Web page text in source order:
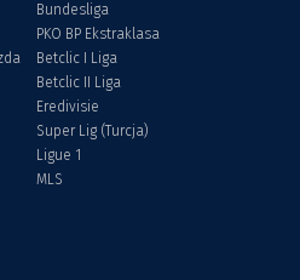
Bundesliga
PKO BP Ekstraklasa
Betclic I Liga
Betclic II Liga
Eredivisie
Super Lig (Turcja)
Ligue 1
MLS